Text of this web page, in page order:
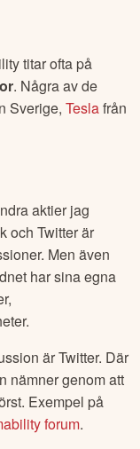
titar ofta på
. Några av de
Sverige,Teslafrån
aktier jag
och Twitter är
Men även
har sina egna
är Twitter. Där
nämner genom att
Exempel på
forum.